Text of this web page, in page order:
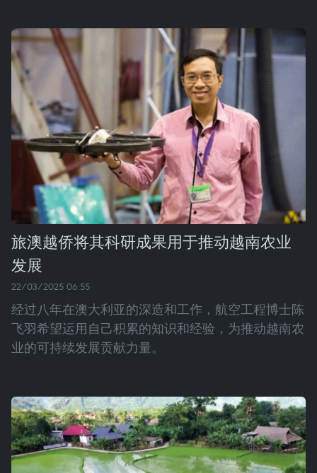
旅澳越侨将其科研成果用于推动越南农业
发展
22/03/2025 06:55
经过八年在澳大利亚的深造和工作，航空工程博士陈
飞羽希望运用自己积累的知识和经验，为推动越南农
业的可持续发展贡献力量。